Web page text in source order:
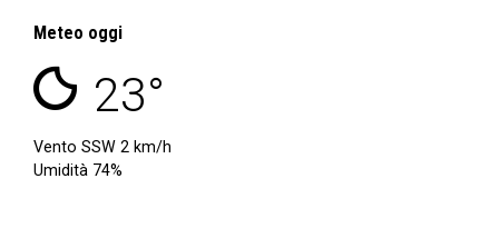
Meteo oggi
23°
Vento SSW 2 km/h
Umidità 74%